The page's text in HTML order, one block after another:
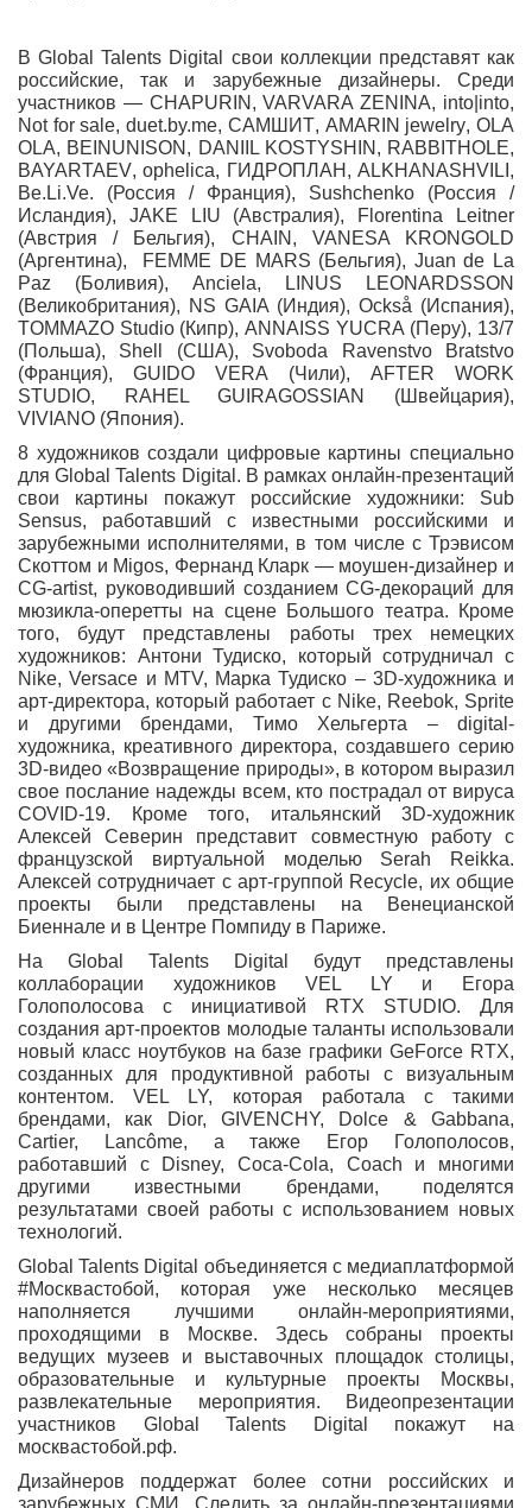
В Global Talents Digital свои коллекции представят как
российские, так и зарубежные дизайнеры. Среди
участников — CHAPURIN ,VARVARA ZENINA, into|into,
Not for sale,duet.by.me, САМШИТ, AMARIN jewelry,OLA
OLA, BEINUNISON , DANIIL KOSTYSHIN , RABBITHOLE,
BAYARTAEV,ophelica, ГИДРОПЛАН ,ALKHANASHVILI ,
Be.Li.Ve. (Россия / Франция), Sushchenko (Россия /
Исландия), JAKE LIU (Австралия),
Florentina Leitner
(Австрия / Бельгия), CHAIN , VANESA KRONGOLD
(Аргентина),
FEMME DE MARS (Бельгия), Juan de La
Paz (Боливия), Anciela,
LINUS LEONARDSSON
(Великобритания), NS GAIA (Индия),Också (Испания),
TOMMAZO Studio(Кипр),ANNAISS YUCRA (Перу), 13/7
(Польша), Shell (США), Svoboda Ravenstvo Bratstvo
(Франция), GUIDO VERA (Чили), AFTER WORK
STUDIO, RAHEL GUIRAGOSSIAN
(Швейцария),
VIVIANO (Япония).
8 художников создали цифровые картины специально
для Global Talents Digital. В рамках онлайн-презентаций
свои картины покажут российские художники: Sub
Sensus, работавший с известными российскими и
зарубежными исполнителями, в том числе с Трэвисом
Скоттом и Migos, Фернанд Кларк — моушен-дизайнер и
CG-artist, руководивший созданием CG-декораций для
мюзикла-оперетты на сцене Большого театра. Кроме
того, будут представлены работы трех немецких
художников: Антони Тудиско, который сотрудничал с
Nike, Versace и MTV, Марка Тудиско – 3D-художника и
арт-директора, который работает с Nike, Reebok, Sprite
и другими брендами, Тимо Хельгерта – digital-
художника, креативного директора, создавшего серию
3D-видео «Возвращение природы», в котором выразил
свое послание надежды всем, кто пострадал от вируса
COVID-19. Кроме того, итальянский 3D-художник
Алексей Северин представит совместную работу с
французской виртуальной моделью Serah Reikka.
Алексей сотрудничает с арт-группой Recycle, их общие
проекты были представлены на Венецианской
Биеннале и в Центре Помпиду в Париже.
На Global Talents Digital будут представлены
коллаборации художниковVEL LY и
Егора
Голополосова с инициативой RTX STUDIO. Для
создания арт-проектов молодые таланты использовали
новый класс ноутбуков на базе графики GeForce RTX,
созданных для продуктивной работы с визуальным
контентом. VEL LY, которая работала с такими
брендами, как Dior, GIVENCHY, Dolce & Gabbana,
Cartier, Lancôme, а также Егор Голополосов,
работавший с Disney, Coca-Cola, Coach и многими
другими известными брендами, поделятся
результатами своей работы с использованием новых
технологий.
Global Talents Digital объединяется с медиаплатформой
#Москвастобой, которая уже несколько месяцев
наполняется лучшими онлайн-мероприятиями,
проходящими в Москве. Здесь собраны проекты
ведущих музеев и выставочных площадок столицы,
образовательные и культурные проекты Москвы,
развлекательные мероприятия. Видеопрезентации
участников Global Talents Digital покажут на
москвастобой.рф.
Дизайнеров поддержат более сотни российских и
зарубежных СМИ. Следить за онлайн-презентациями